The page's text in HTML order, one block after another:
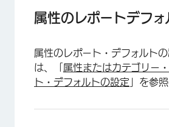
属性のレポートデフ
属性のレポート・デフォルト
は、「 属性またはカテゴリー
ト・デフォルトの設定 」を参